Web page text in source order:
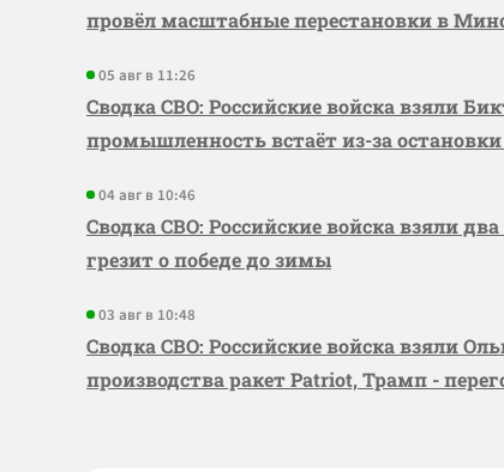
провёл масштабные перестановки в
05 авг в 11:26
Сводка СВО: Российские войска взяли
промышленность встаёт из-за
04 авг в 10:46
Сводка СВО: Российские войска взяли
грезит о победе до зимы
03 авг в 10:48
Сводка СВО: Российские войска взяли
производства ракет Patriot, Трамп -